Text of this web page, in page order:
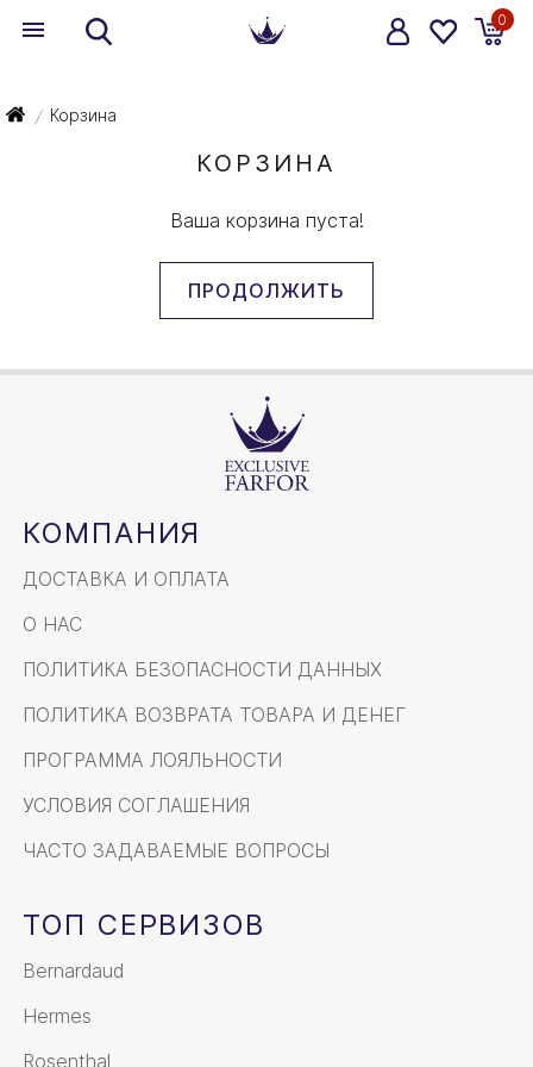
0
/ Корзина
КОРЗИНА
Ваша корзина пуста!
ПРОДОЛЖИТЬ
КОМПАНИЯ
ДОСТАВКА И ОПЛАТА
О НАС
ПОЛИТИКА БЕЗОПАСНОСТИ ДАННЫХ
ПОЛИТИКА ВОЗВРАТА ТОВАРА И ДЕНЕГ
ПРОГРАММА ЛОЯЛЬНОСТИ
УСЛОВИЯ СОГЛАШЕНИЯ
ЧАСТО ЗАДАВАЕМЫЕ ВОПРОСЫ
ТОП СЕРВИЗОВ
Bernardaud
Hermes
Rosenthal